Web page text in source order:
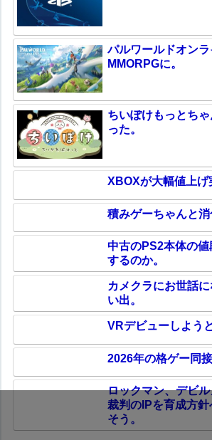
パルワールドオン
MMORPGに。
ちいぽけもっとち
った。
XBOXが大幅値上げ
積みゲーちゃんと消
中古のPS2本体の
するのか。
カメクラにお世話
い出。
VRデビューしよう
2026年の格ゲー同
ロックマン、デビ
裁判のIPを育成方
そう。